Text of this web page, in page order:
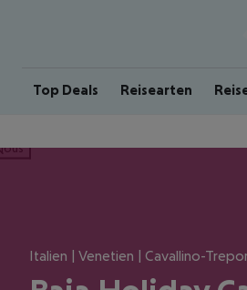
Top Deals Reisearten
Italien | Venetien | Cavallino-